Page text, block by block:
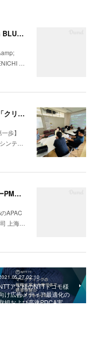
ラグビートップイーストC所属『BIG BLUES八千代ベイ東京』の2025年シーズンプロモーションビデオを制作
…
那覇市の株式会社シンテック様にて「クリフトンストレングス®」を用いた強み理解・組織文化醸成セッションを実施
歩】
ンテ…
独立系グローバル広告エージェンシーPMGのAPAC Partner＆HUBである大広(中国)広告有限公司 上海分公司会社の統合コミュニケーション戦略の構築支援を開始
APAC
上海…
02:10
アド様のNTTドコモ様
け広告メディア最適化の
組および高速PDCA実…